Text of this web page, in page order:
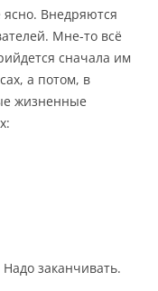
ясно. Внедряются
Мне-то всё
сначала им
а потом, в
жизненные
заканчивать.